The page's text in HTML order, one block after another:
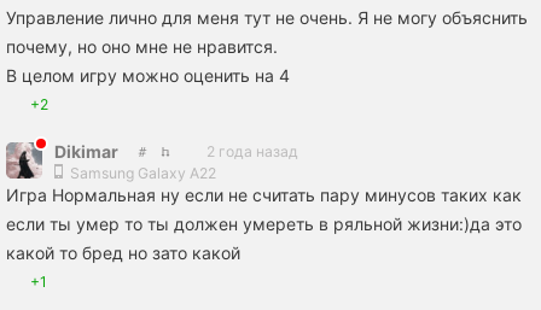
Управление лично для меня тут не очень. Я не могу объяснить
почему, но оно мне не нравится.
В целом игру можно оценить на 4
+2
Dikimar
2 года назад
Samsung Galaxy A22
Игра Нормальная ну если не считать пару минусов таких как
если ты умер то ты должен умереть в ряльной жизни:)да это
какой то бред но зато какой
+1